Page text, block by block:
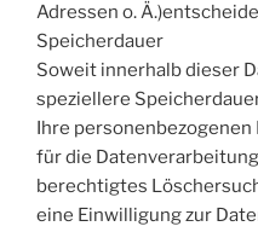
Adressen o.
Speicherdauer
Soweit innerhalb dieser
speziellere
Ihre personenbezogenen
für die
berechtigtes
eine Einwilligung zur